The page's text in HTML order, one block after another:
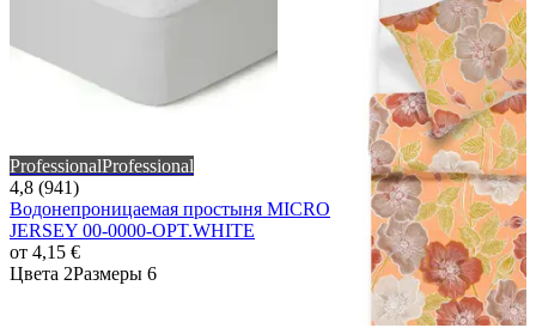
ProfessionalProfessional
4,8 (941)
Водонепроницаемая простыня MICRO
JERSEY 00-0000-OPT.WHITE
от 4,15 €
Цвета 2Размеры 6